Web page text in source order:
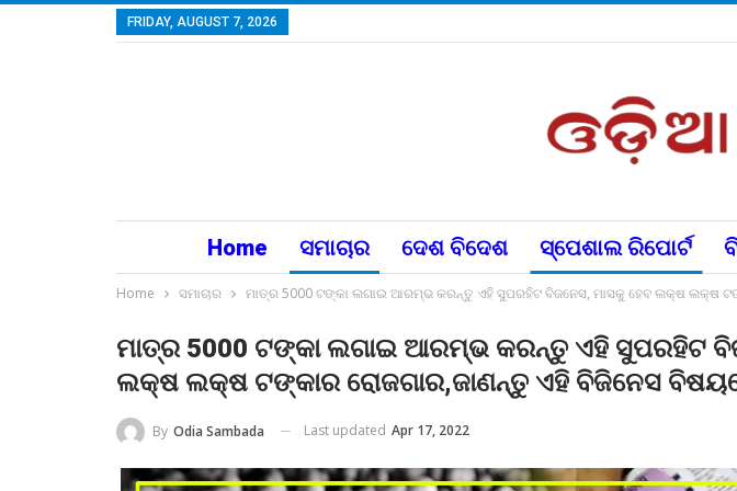
FRIDAY, AUGUST 7, 2026
Home ସମାଚାର ଦେଶ ବିଦେଶ ସ୍ପେଶାଲ ରିପୋର୍ଟ
Home ସମାଚାର ମାତ୍ର 5000 ଟଙ୍କା ଲଗାଇ ଆରମ୍ଭ କରନ୍ତୁ ଏହି ସୁପରହିଟ ବିଜନେସ, ମାସକୁ ହେବ ଲକ୍ଷ ଲକ୍ଷ
ମାତ୍ର 5000 ଟଙ୍କା ଲଗାଇ ଆରମ୍ଭ କରନ୍ତୁ ଏହି ସୁପରହିଟ
ଲକ୍ଷ ଲକ୍ଷ ଟଙ୍କାର ରୋଜଗାର,ଜାଣନ୍ତୁ ଏହି ବିଜିନେସ
By Odia Sambada Last updated Apr 17, 2022